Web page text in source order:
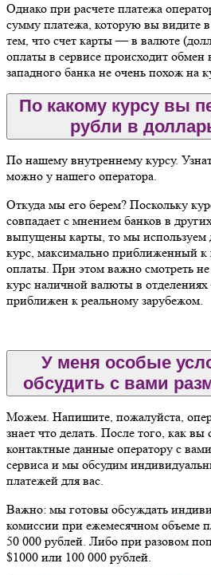
Однако при расчете платежа
сумму платежа, которую вы видите в
тем, что счет карты — в валюте
оплаты в сервисе происходит обмен
западного банка не очень похож на
По какому курсу вы
рубли в
По нашему внутреннему курсу.
можно у нашего оператора.
Откуда мы его берем? Поскольку
совпадает с мнением банков в
выпущены карты, то мы используем
курс, максимально приближенный к
оплаты. При этом важно смотреть
курс наличной валюты в
приближен к реальному зарубежом.
У меня особые
обсудить с вами
Можем. Напишите, пожалуйста,
знает что делать. После того, как вы
контактные данные оператору с
сервиса и мы обсудим
платежей для вас.
Важно: мы готовы обсуждать
комиссии при ежемесячном объеме
50 000 рублей. Либо при разовом
$1000 или 100 000 рублей.